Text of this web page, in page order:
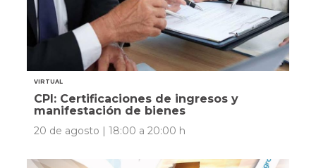
VIRTUAL
CPI: Certificaciones de ingresos y
manifestación de bienes
20 de agosto | 18:00 a 20:00 h